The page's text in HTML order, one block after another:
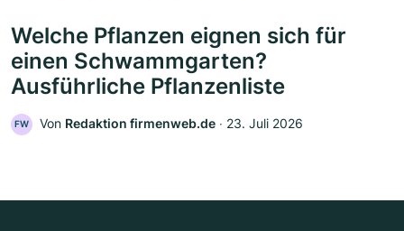
Welche Pflanzen eignen sich für
einen Schwammgarten?
Ausführliche Pflanzenliste
FW Von Redaktion firmenweb.de ‧ 23. Juli 2026